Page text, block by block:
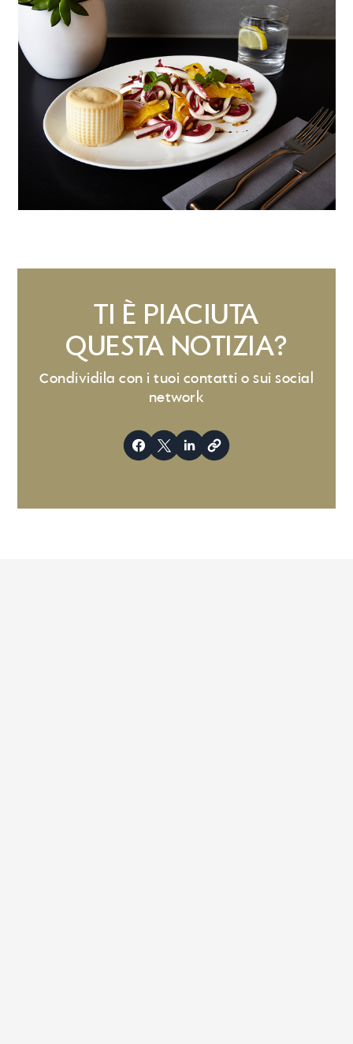
TI È PIACIUTA
QUESTA NOTIZIA?
Condividila con i tuoi contatti o sui social
network